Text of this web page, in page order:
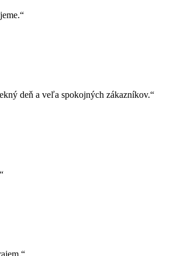
deň a veľa spokojných zákazníkov.“